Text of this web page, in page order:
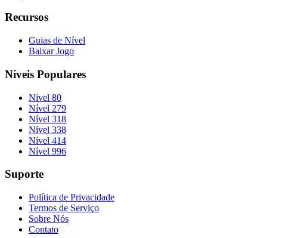
Recursos
Guias de Nível
Baixar Jogo
Níveis Populares
Nível 80
Nível 279
Nível 318
Nível 338
Nível 414
Nível 996
Suporte
Política de Privacidade
Termos de Serviço
Sobre Nós
Contato